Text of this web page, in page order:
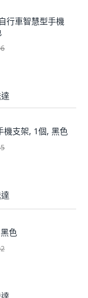
行車智慧型手機
機支架, 1個, 黑色
色